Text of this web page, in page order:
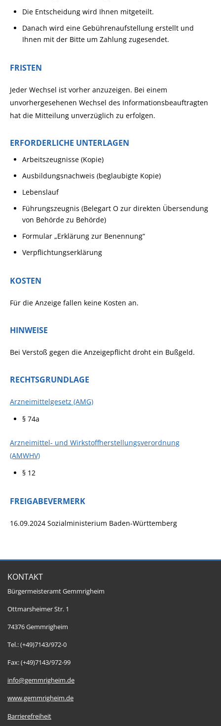
Die Entscheidung wird Ihnen mitgeteilt.
Danach wird eine Gebührenaufstellung erstellt und
Ihnen mit der Bitte um Zahlung zugesendet.
FRISTEN
Jeder Wechsel ist vorher anzuzeigen. Bei einem
unvorhergesehenen Wechsel des Informationsbeauftragten
hat die Mitteilung unverzüglich zu erfolgen.
ERFORDERLICHE UNTERLAGEN
Arbeitszeugnisse (Kopie)
Ausbildungsnachweis (beglaubigte Kopie)
Lebenslauf
Führungszeugnis (Belegart O zur direkten Übersendung
von Behörde zu Behörde)
Formular „Erklärung zur Benennung“
Verpflichtungserklärung
KOSTEN
Für die Anzeige fallen keine Kosten an.
HINWEISE
Bei Verstoß gegen die Anzeigepflicht droht ein Bußgeld.
RECHTSGRUNDLAGE
Arzneimittelgesetz (AMG)
§ 74a
Arzneimittel- und Wirkstoffherstellungsverordnung
(AMWHV)
§ 12
FREIGABEVERMERK
16.09.2024 Sozialministerium Baden-Württemberg
KONTAKT
Bürgermeisteramt Gemmrigheim
Ottmarsheimer Str. 1
74376 Gemmrigheim
Tel.: (+49)7143/972-0
Fax: (+49)7143/972-99
info@gemmrigheim.de
www.gemmrigheim.de
Barrierefreiheit